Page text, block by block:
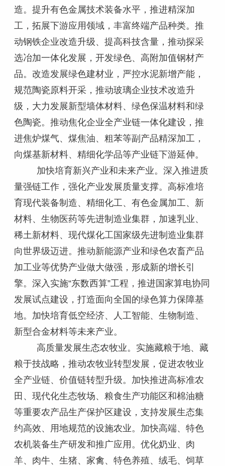
造。提升有色金属技术装备水平，推进精深加
工，拓展下游应用领域，丰富终端产品种类。推
动钢铁企业改造升级、提高科技含量，推动探采
选冶加一体化发展，开发绿色、高附加值钢材产
品。改造发展绿色建材业，严控水泥新增产能，
规范陶瓷原料开采，推动玻璃企业技术改造升
级，大力发展新型墙体材料、绿色保温材料和绿
色陶瓷。推动焦化企业全产业链一体化建设，推
进焦炉煤气、煤焦油、粗苯等副产品精深加工，
向煤基新材料、精细化学品等产业链下游延伸。
加快培育新兴产业和未来产业。深入推进质
量强链工作，强化产业发展质量支撑。高标准培
育现代装备制造、精细化工、有色金属加工、新
材料、生物医药等先进制造业集群，加速乳业、
稀土新材料、现代煤化工国家级先进制造业集群
向世界级迈进。推动新能源产业和绿色农畜产品
加工业等优势产业做大做强，形成新的增长引
擎。深入实施“东数西算”工程，推进国家算电协同
发展试点建设，打造面向全国的绿色算力保障基
地。加快培育低空经济、人工智能、生物制造、
新型合金材料等未来产业。
高质量发展生态农牧业。实施藏粮于地、藏
粮于技战略，推动农牧业转型发展，促进农牧业
全产业链、价值链转型升级。加快推进高标准农
田、现代化生态牧场、粮食生产功能区和棉油糖
等重要农产品生产保护区建设，支持发展生态集
约高效、用地规范的设施农业。加快高端、特色
农机装备生产研发和推广应用。优化奶业、肉
羊、肉牛、生猪、家禽、特色养殖、绒毛、饲草